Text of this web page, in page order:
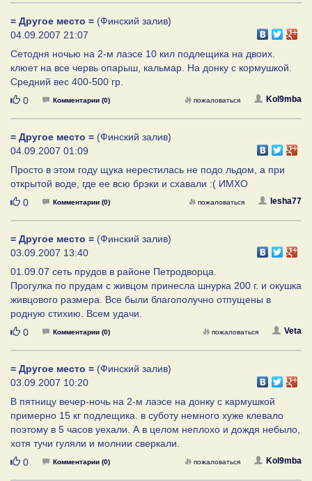
= Другое место = (Финский залив)
04.09.2007 21:07
Сетодня ночью на 2-м лаэсе 10 кил подлещика на двоих.
клюет на все червь опарыш, кальмар. На донку с кормушкой.
Средний вес 400-500 гр.
Нравится
0 Комментарии (0) Kol9mba
пожаловаться
= Другое место = (Финский залив)
04.09.2007 01:09
Просто в этом году щука нерестилась не подо льдом, а при
открытой воде, где ее всю брэки и схавали :( ИМХО
Нравится
0 Комментарии (0) lesha77
пожаловаться
= Другое место = (Финский залив)
03.09.2007 13:40
01.09.07 сеть прудов в районе Петродворца.
Прогулка по прудам с живцом принесла шнурка 200 г. и окушка
живцового размера. Все были благополучно отпущены в
родную стихию. Всем удачи.
Нравится
0 Комментарии (0) Veta
пожаловаться
= Другое место = (Финский залив)
03.09.2007 10:20
В пятницу вечер-ночь на 2-м лаэсе на донку с кармушкой
примерно 15 кг подлещика. в суботу немного хуже клевало
поэтому в 5 часов уехали. А в целом неплохо и дождя небыло,
хотя тучи гуляли и молнии сверкали.
Нравится
0 Комментарии (0) Kol9mba
пожаловаться